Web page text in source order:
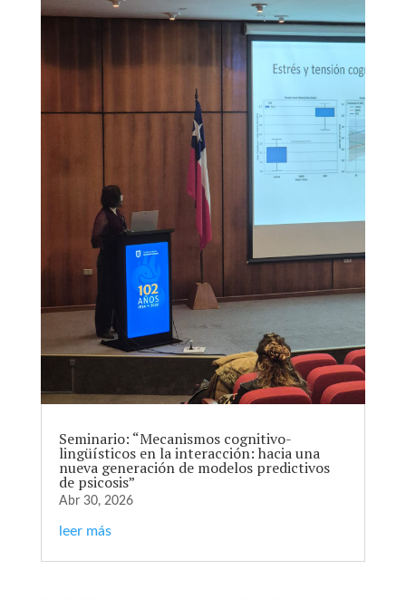
Seminario: “Mecanismos cognitivo-
lingüísticos en la interacción: hacia una
nueva generación de modelos predictivos
de psicosis”
Abr 30, 2026
leer más